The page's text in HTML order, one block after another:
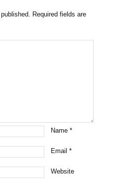
Required fields are
Name*
Email*
Website